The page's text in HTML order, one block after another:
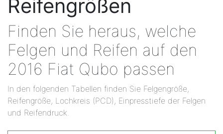
Reifengrößen
Finden Sie heraus, welche
Felgen und Reifen auf den
2016 Fiat Qubo passen
In den folgenden Tabellen finden Sie Felgengröße,
Reifengröße, Lochkreis (PCD), Einpresstiefe der Felgen
und Reifendruck.